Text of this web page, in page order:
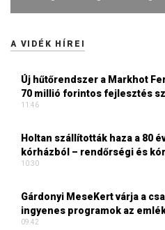
A VIDÉK HÍREI
Új hűtőrendszer a Markhot
70 millió forintos fejlesztés
11:46
Holtan szállították haza a 80
kórházból – rendőrségi és
10:30
Gárdonyi MeseKert várja a
ingyenes programok az
09:42